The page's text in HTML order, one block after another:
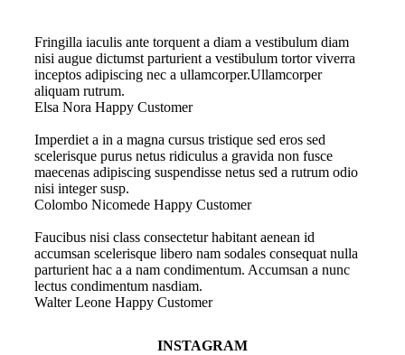
Fringilla iaculis ante torquent a diam a vestibulum diam
nisi augue dictumst parturient a vestibulum tortor viverra
inceptos adipiscing nec a ullamcorper.Ullamcorper
aliquam rutrum.
Elsa NoraHappy Customer
Imperdiet a in a magna cursus tristique sed eros sed
scelerisque purus netus ridiculus a gravida non fusce
maecenas adipiscing suspendisse netus sed a rutrum odio
nisi integer susp.
Colombo NicomedeHappy Customer
Faucibus nisi class consectetur habitant aenean id
accumsan scelerisque libero nam sodales consequat nulla
parturient hac a a nam condimentum. Accumsan a nunc
lectus condimentum nasdiam.
Walter LeoneHappy Customer
INSTAGRAM